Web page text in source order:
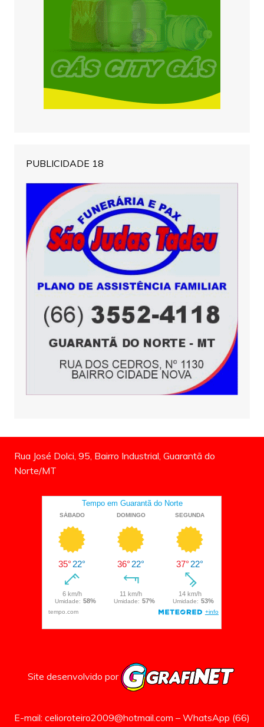
PUBLICIDADE 18
Rua José Dolci, 95, Bairro Industrial, Guarantã do
Norte/MT
Site desenvolvido por
E-mail: celioroteiro2009@hotmail.com – WhatsApp (66)